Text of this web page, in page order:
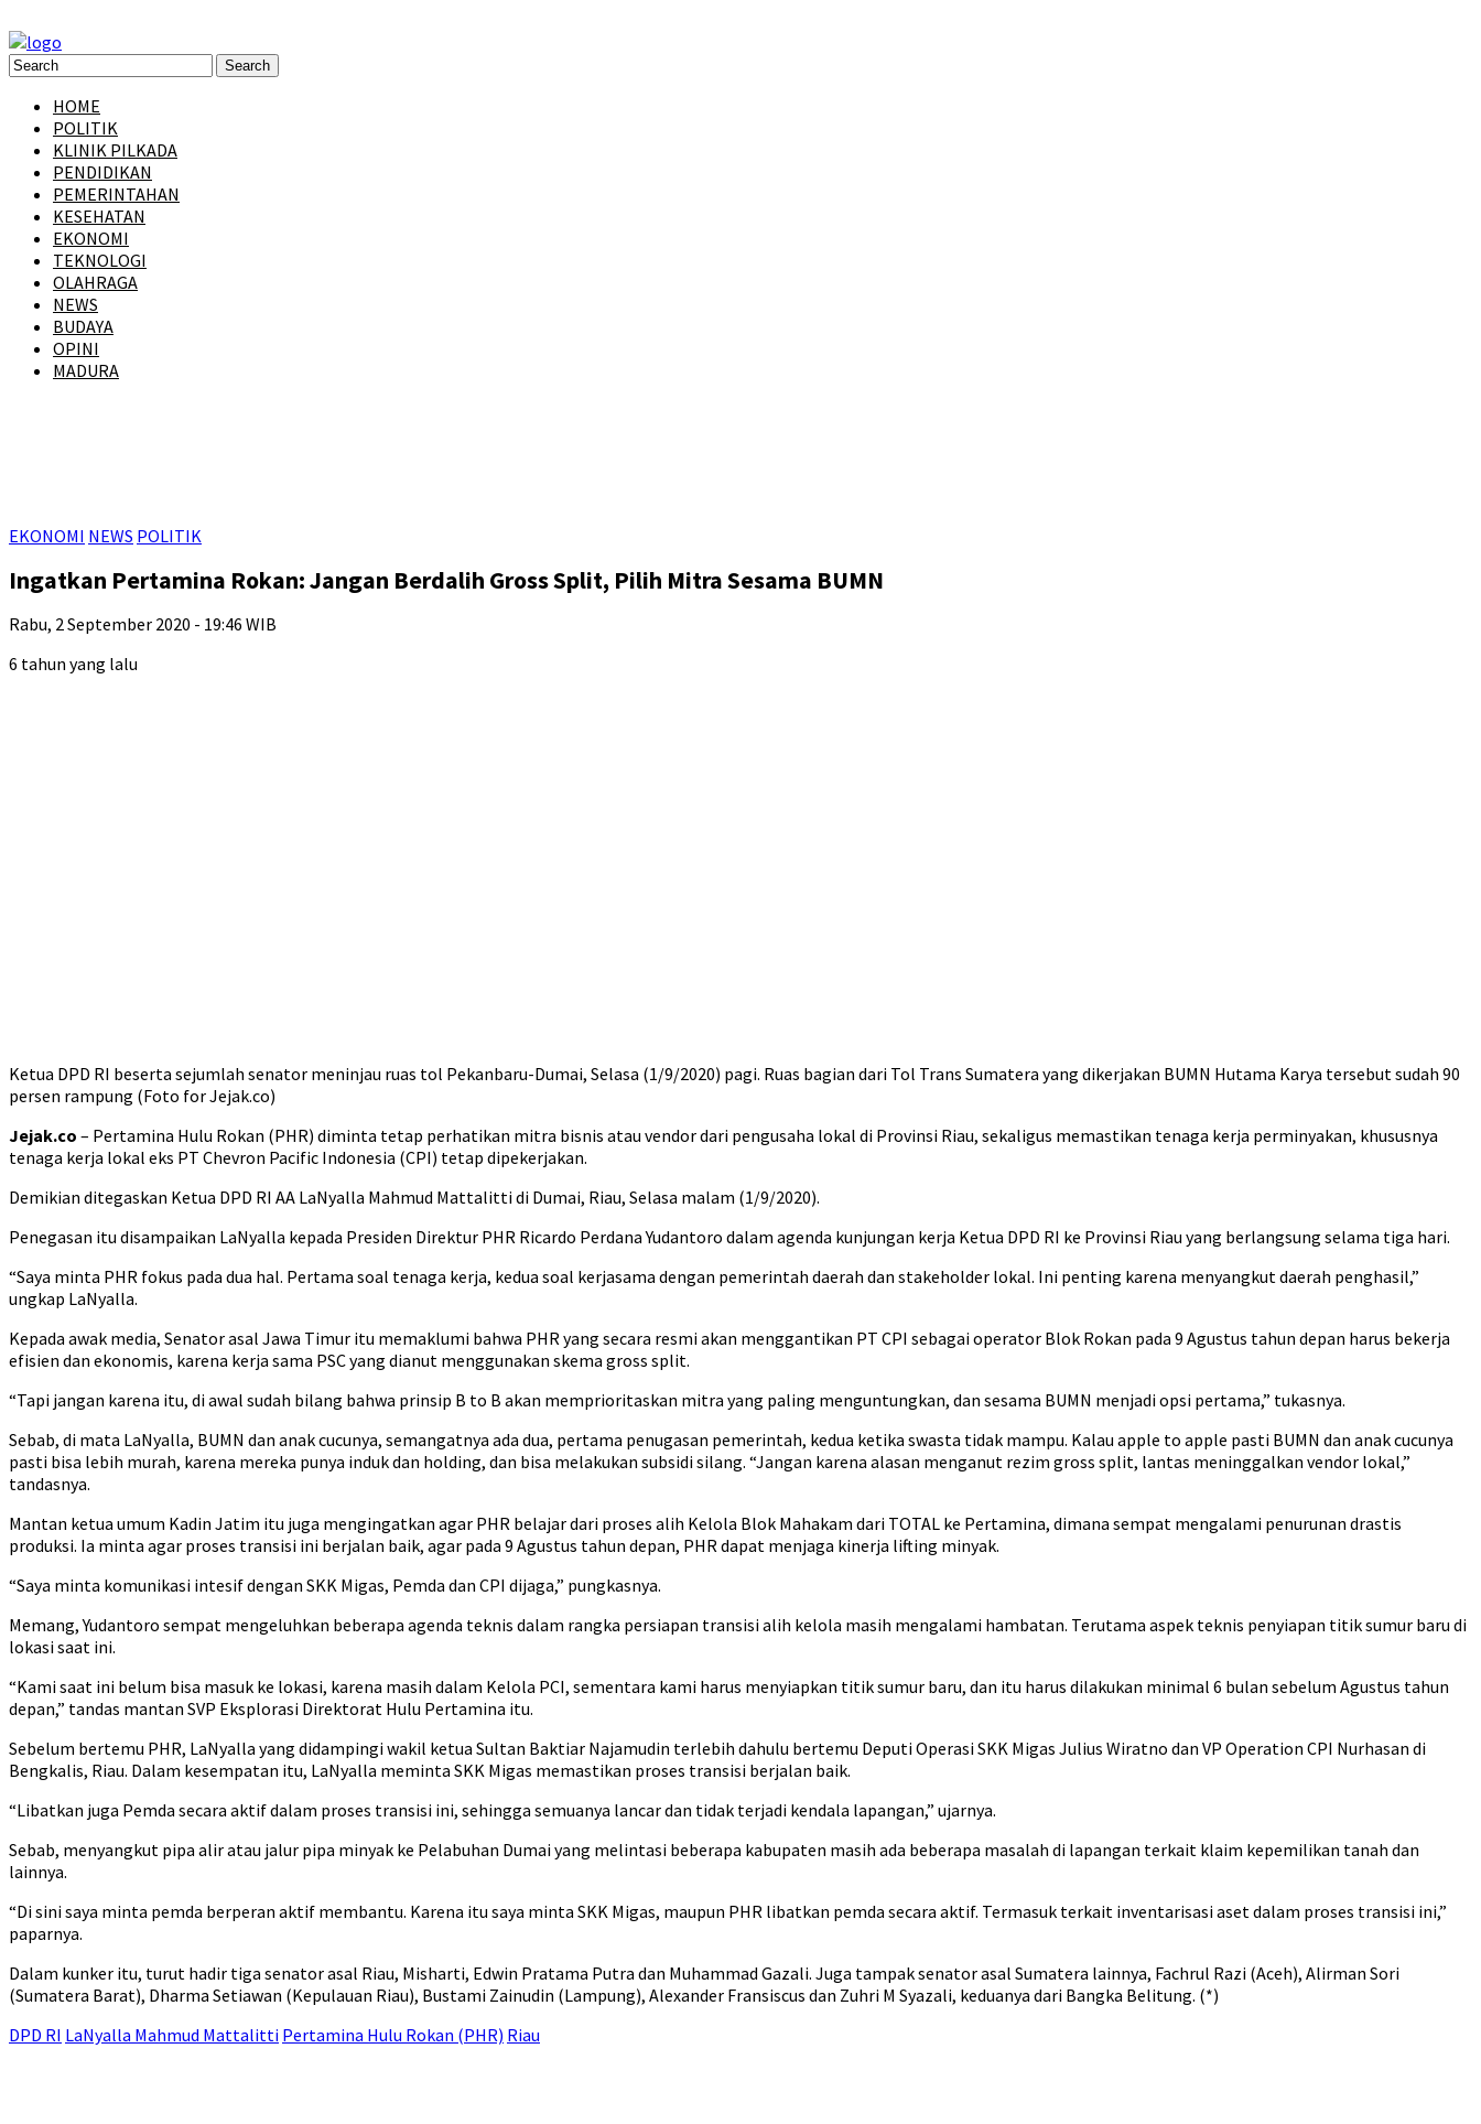
HOME
POLITIK
KLINIK PILKADA
PENDIDIKAN
PEMERINTAHAN
KESEHATAN
EKONOMI
TEKNOLOGI
OLAHRAGA
NEWS
BUDAYA
OPINI
MADURA
EKONOMI NEWS POLITIK
Ingatkan Pertamina Rokan: Jangan Berdalih Gross Split, Pilih Mitra Sesama BUMN
Rabu, 2 September 2020 - 19:46 WIB
6 tahun yang lalu
Ketua DPD RI beserta sejumlah senator meninjau ruas tol Pekanbaru-Dumai, Selasa (1/9/2020) pagi. Ruas bagian dari Tol Trans Sumatera yang dikerjakan BUMN Hutama Karya tersebut sudah 90
persen rampung (Foto for Jejak.co)
Jejak.co – Pertamina Hulu Rokan (PHR) diminta tetap perhatikan mitra bisnis atau vendor dari pengusaha lokal di Provinsi Riau, sekaligus memastikan tenaga kerja perminyakan, khususnya
tenaga kerja lokal eks PT Chevron Pacific Indonesia (CPI) tetap dipekerjakan.
Demikian ditegaskan Ketua DPD RI AA LaNyalla Mahmud Mattalitti di Dumai, Riau, Selasa malam (1/9/2020).
Penegasan itu disampaikan LaNyalla kepada Presiden Direktur PHR Ricardo Perdana Yudantoro dalam agenda kunjungan kerja Ketua DPD RI ke Provinsi Riau yang berlangsung selama tiga hari.
“Saya minta PHR fokus pada dua hal. Pertama soal tenaga kerja, kedua soal kerjasama dengan pemerintah daerah dan stakeholder lokal. Ini penting karena menyangkut daerah penghasil,”
ungkap LaNyalla.
Kepada awak media, Senator asal Jawa Timur itu memaklumi bahwa PHR yang secara resmi akan menggantikan PT CPI sebagai operator Blok Rokan pada 9 Agustus tahun depan harus bekerja
efisien dan ekonomis, karena kerja sama PSC yang dianut menggunakan skema gross split.
“Tapi jangan karena itu, di awal sudah bilang bahwa prinsip B to B akan memprioritaskan mitra yang paling menguntungkan, dan sesama BUMN menjadi opsi pertama,” tukasnya.
Sebab, di mata LaNyalla, BUMN dan anak cucunya, semangatnya ada dua, pertama penugasan pemerintah, kedua ketika swasta tidak mampu. Kalau apple to apple pasti BUMN dan anak cucunya
pasti bisa lebih murah, karena mereka punya induk dan holding, dan bisa melakukan subsidi silang. “Jangan karena alasan menganut rezim gross split, lantas meninggalkan vendor lokal,”
tandasnya.
Mantan ketua umum Kadin Jatim itu juga mengingatkan agar PHR belajar dari proses alih Kelola Blok Mahakam dari TOTAL ke Pertamina, dimana sempat mengalami penurunan drastis
produksi. Ia minta agar proses transisi ini berjalan baik, agar pada 9 Agustus tahun depan, PHR dapat menjaga kinerja lifting minyak.
“Saya minta komunikasi intesif dengan SKK Migas, Pemda dan CPI dijaga,” pungkasnya.
Memang, Yudantoro sempat mengeluhkan beberapa agenda teknis dalam rangka persiapan transisi alih kelola masih mengalami hambatan. Terutama aspek teknis penyiapan titik sumur baru di
lokasi saat ini.
“Kami saat ini belum bisa masuk ke lokasi, karena masih dalam Kelola PCI, sementara kami harus menyiapkan titik sumur baru, dan itu harus dilakukan minimal 6 bulan sebelum Agustus tahun
depan,” tandas mantan SVP Eksplorasi Direktorat Hulu Pertamina itu.
Sebelum bertemu PHR, LaNyalla yang didampingi wakil ketua Sultan Baktiar Najamudin terlebih dahulu bertemu Deputi Operasi SKK Migas Julius Wiratno dan VP Operation CPI Nurhasan di
Bengkalis, Riau. Dalam kesempatan itu, LaNyalla meminta SKK Migas memastikan proses transisi berjalan baik.
“Libatkan juga Pemda secara aktif dalam proses transisi ini, sehingga semuanya lancar dan tidak terjadi kendala lapangan,” ujarnya.
Sebab, menyangkut pipa alir atau jalur pipa minyak ke Pelabuhan Dumai yang melintasi beberapa kabupaten masih ada beberapa masalah di lapangan terkait klaim kepemilikan tanah dan
lainnya.
“Di sini saya minta pemda berperan aktif membantu. Karena itu saya minta SKK Migas, maupun PHR libatkan pemda secara aktif. Termasuk terkait inventarisasi aset dalam proses transisi ini,”
paparnya.
Dalam kunker itu, turut hadir tiga senator asal Riau, Misharti, Edwin Pratama Putra dan Muhammad Gazali. Juga tampak senator asal Sumatera lainnya, Fachrul Razi (Aceh), Alirman Sori
(Sumatera Barat), Dharma Setiawan (Kepulauan Riau), Bustami Zainudin (Lampung), Alexander Fransiscus dan Zuhri M Syazali, keduanya dari Bangka Belitung. (*)
DPD RI LaNyalla Mahmud Mattalitti Pertamina Hulu Rokan (PHR) Riau